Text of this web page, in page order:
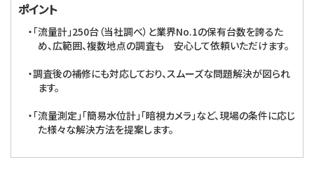
ポイント
・「流量計」250台（当社調べ）と業界No.1の保有台数を誇るた
め、広範囲、複数地点の調査も 安心して依頼いただけます。
・調査後の補修にも対応しており、スムーズな問題解決が図られ
ます。
・「流量測定」「簡易水位計」「暗視カメラ」など、現場の条件に応じ
た様々な解決方法を提案します。